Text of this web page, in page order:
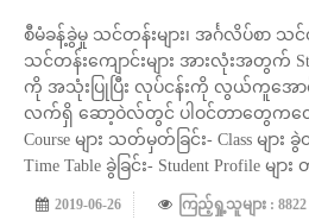
စီမံခန့်ခွဲမှု သင်တန်းများ၊ အင်္ဂလိပ်စာ သင်တ
သင်တန်းကျောင်းများ အားလုံးအတွက်
ကို အသုံးပြုပြီး လုပ်ငန်းကို လွယ်ကူအေ
လက်ရှိ ဆော့ဝဲလ်တွင် ပါဝင်တာတွေကတော့-
Course များ သတ်မှတ်ခြင်း- Class များ
Time Table ခွဲခြင်း- Student Profile မ
2019-06-26 ကြည့်ရှု့သူများ : 8822